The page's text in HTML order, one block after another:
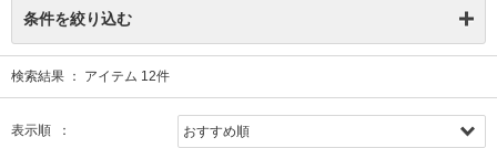
条件を絞り込む
検索結果 ： アイテム 12件
表示順 ：